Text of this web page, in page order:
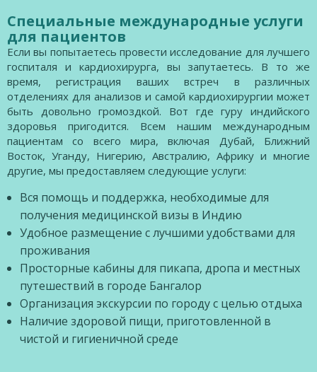
Специальные международные услуги
для пациентов
Если вы попытаетесь провести исследование для лучшего
госпиталя и кардиохирурга, вы запутаетесь. В то же
время, регистрация ваших встреч в различных
отделениях для анализов и самой кардиохирургии может
быть довольно громоздкой. Вот где гуру индийского
здоровья пригодится. Всем нашим международным
пациентам со всего мира, включая Дубай, Ближний
Восток, Уганду, Нигерию, Австралию, Африку и многие
другие, мы предоставляем следующие услуги:
Вся помощь и поддержка, необходимые для
получения медицинской визы в Индию
Удобное размещение с лучшими удобствами для
проживания
Просторные кабины для пикапа, дропа и местных
путешествий в городе Бангалор
Организация экскурсии по городу с целью отдыха
Наличие здоровой пищи, приготовленной в
чистой и гигиеничной среде